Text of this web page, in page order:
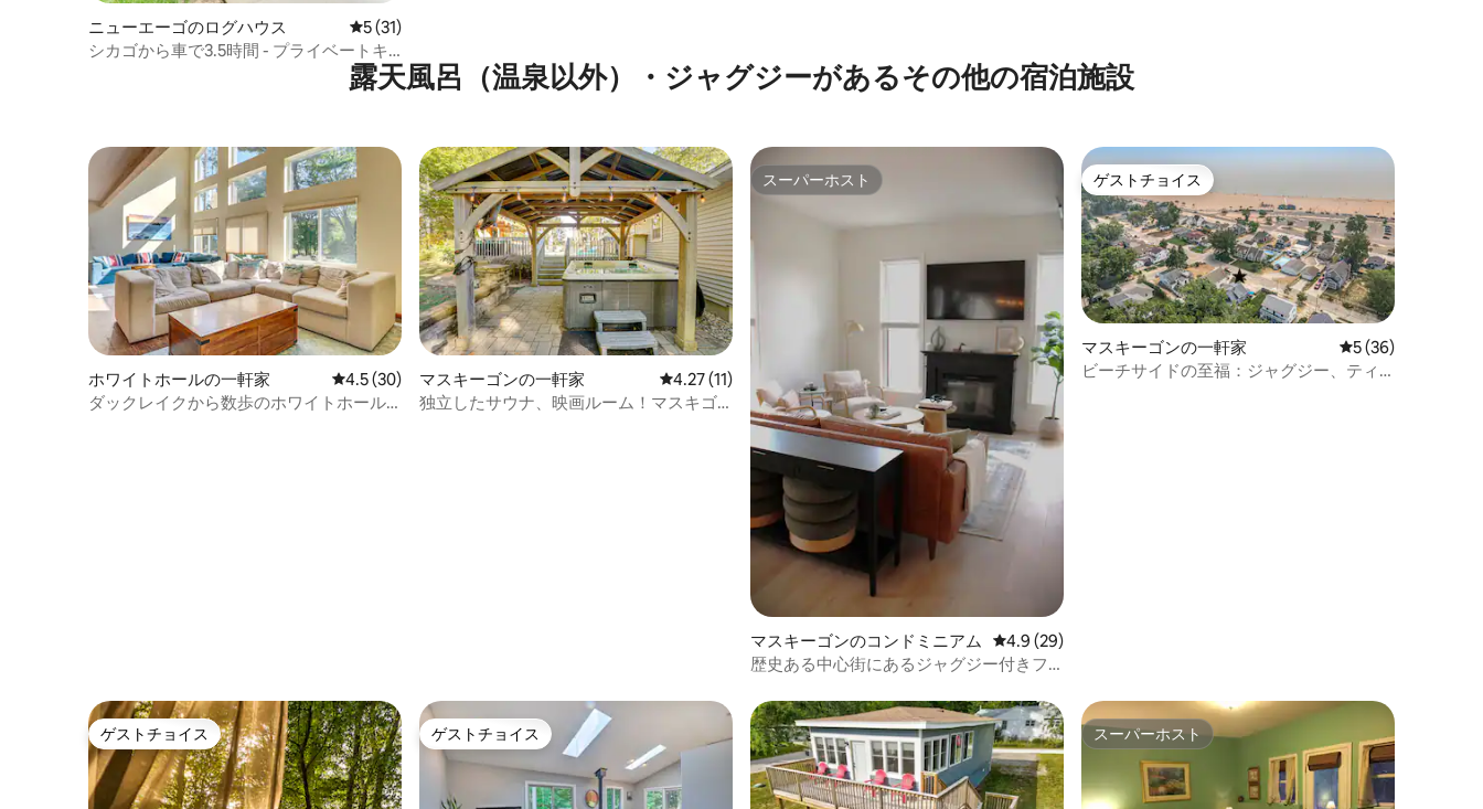
ニューエーゴのログハウス レビュー31件、5つ星中5つ星の平均評価
5 (31)
シカゴから車で3.5時間 - プライベートキ
露天風呂（温泉以外）・ジャグジーがあるその他の宿泊施設
ホワイトホールの一軒家 レビュー30件、5つ星中4.5つ星の平均評価
4.5 (30)
ダックレイクから数歩のホワイトホール
マスキーゴンの一軒家 レビュー11件、5つ星中4.27つ星の平均評価
4.27 (11)
独立したサウナ、映画ルーム！マスキゴ
スーパーホスト
スーパーホスト
マスキーゴンのコンドミニアム レビュー29件、5つ星中4.9つ星の平均評価
4.9 (29)
歴史ある中心街にあるジャグジー付きフ
ゲストチョイス
ゲストチョイス
マスキーゴンの一軒家 レビュー36件、5
5 (36)
ビーチサイドの至福：ジャグジー、ティ
ゲストチョイス
ゲストチョイス ゲストチョイス
ゲストチョイス スーパーホスト
スーパーホスト